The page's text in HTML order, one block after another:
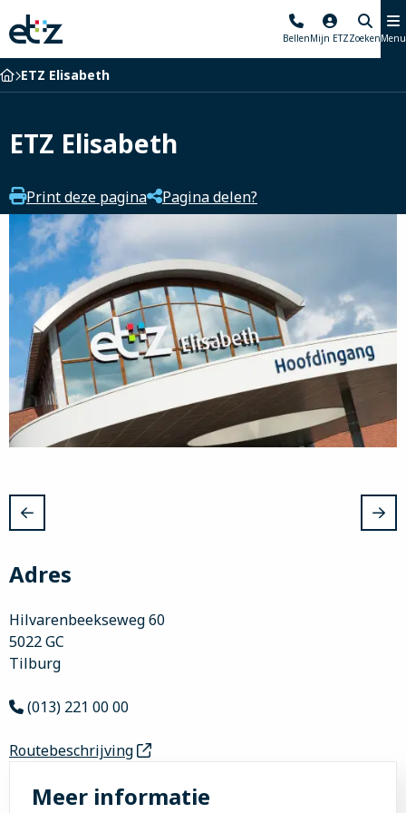
Elisabeth-
TweeSteden
Ziekenhuis
BellenMijn ETZZoekenMenu
Home
ETZ Elisabeth
ETZ Elisabeth
Print deze pagina Pagina delen?
Adres
Hilvarenbeekseweg 60
5022 GC
Tilburg
(013) 221 00 00
Routebeschrijving
Meer informatie